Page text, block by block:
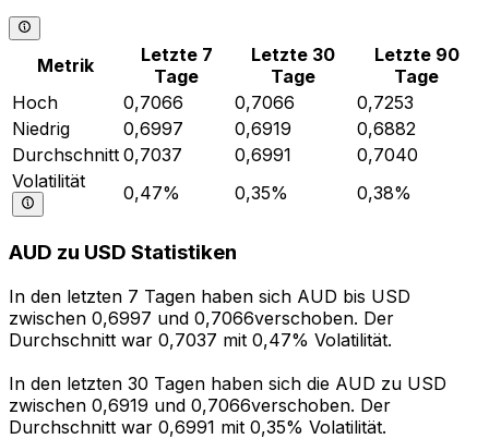
Metrik
Letzte 7
Tage
Letzte 30
Tage
Letzte 90
Tage
Hoch
0,7066 0,7066
0,7253
Niedrig
0,6997 0,6919
0,6882
Durchschnitt 0,7037 0,6991
0,7040
Volatilität
0,47% 0,35% 0,38%
AUD zu USD Statistiken
In den letzten 7 Tagen haben sich AUD bis USD
zwischen 0,6997 und 0,7066verschoben. Der
Durchschnitt war 0,7037 mit 0,47% Volatilität.
In den letzten 30 Tagen haben sich die AUD zu USD
zwischen 0,6919 und 0,7066verschoben. Der
Durchschnitt war 0,6991 mit 0,35% Volatilität.